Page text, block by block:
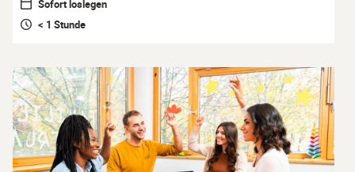
Sofort loslegen
< 1 Stunde